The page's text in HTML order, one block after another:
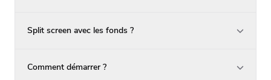
Split screen avec les fonds ?
Comment démarrer ?